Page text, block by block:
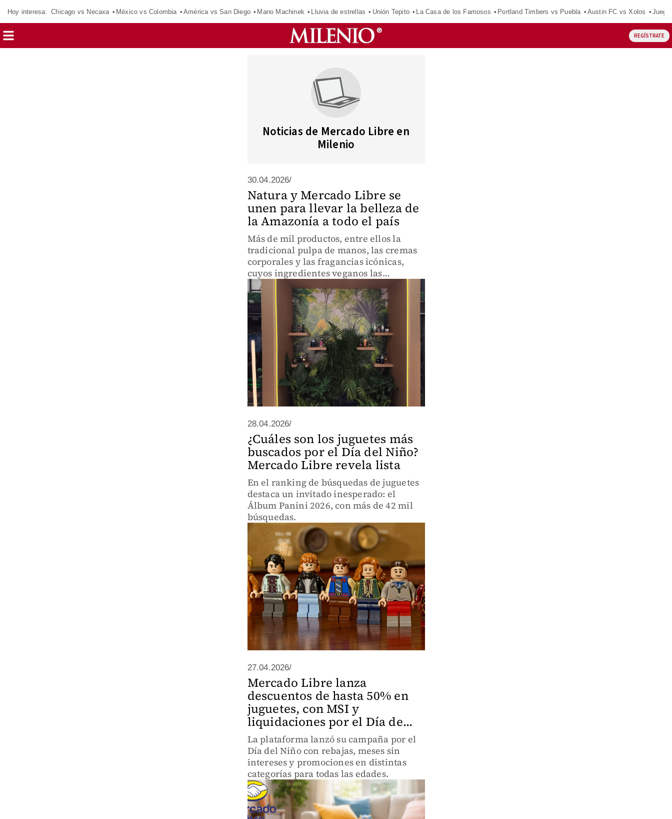
Hoy interesa: Chicago vs Necaxa México vs Colombia América vs San Diego Mano Machinek Lluvia de estrellas Unión Tepito La Casa de los Famosos Portland Timbers vs Puebla Austin FC vs Xolos
REGÍSTRATE
Noticias de Mercado Libre en
Milenio
30.04.2026/
Natura y Mercado Libre se
unen para llevar la belleza de
la Amazonía a todo el país
Más de mil productos, entre ellos la
tradicional pulpa de manos, las cremas
corporales y las fragancias icónicas,
cuyos ingredientes veganos las
distinguen, estarán al alcance de un
click
28.04.2026/
¿Cuáles son los juguetes más
buscados por el Día del Niño?
Mercado Libre revela lista
En el ranking de búsquedas de juguetes
destaca un invitado inesperado: el
Álbum Panini 2026, con más de 42 mil
búsquedas.
27.04.2026/
Mercado Libre lanza
descuentos de hasta 50% en
juguetes, con MSI y
liquidaciones por el Día de...
La plataforma lanzó su campaña por el
Día del Niño con rebajas, meses sin
intereses y promociones en distintas
categorías para todas las edades.